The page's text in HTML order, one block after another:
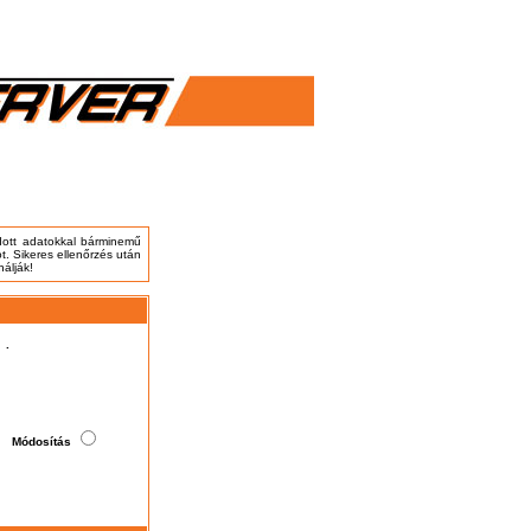
adatokkal bárminemű
Sikeres ellenőrzés után
Módosítás